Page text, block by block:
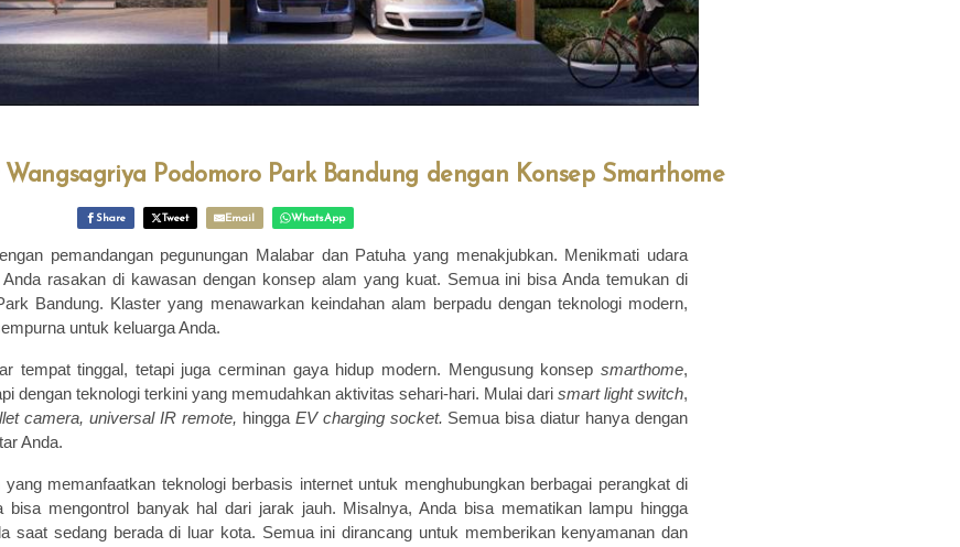
Podomoro Park Bandung dengan Konsep Smarthome
Share Tweet Email WhatsApp
pemandangan pegunungan Malabar dan Patuha yang menakjubkan. Menikmati udara
rasakan di kawasan dengan konsep alam yang kuat. Semua ini bisa Anda temukan di
Bandung. Klaster yang menawarkan keindahan alam berpadu dengan teknologi modern,
untuk keluarga Anda.
tempat tinggal, tetapi juga cerminan gaya hidup modern. Mengusung konsep smarthome,
dengan teknologi terkini yang memudahkan aktivitas sehari-hari. Mulai dari smart light switch,
camera, universal IR remote, hingga EV charging socket. Semua bisa diatur hanya dengan
Anda.
memanfaatkan teknologi berbasis internet untuk menghubungkan berbagai perangkat di
bisa mengontrol banyak hal dari jarak jauh. Misalnya, Anda bisa mematikan lampu hingga
saat sedang berada di luar kota. Semua ini dirancang untuk memberikan kenyamanan dan